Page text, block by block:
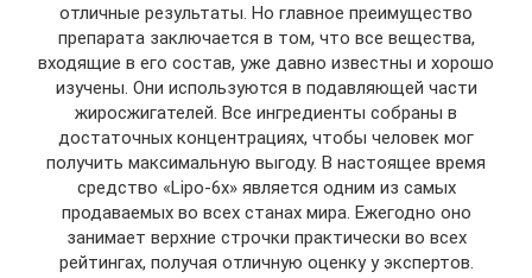
отличные результаты. Но главное преимущество
препарата заключается в том, что все вещества,
входящие в его состав, уже давно известны и хорошо
изучены. Они используются в подавляющей части
жиросжигателей. Все ингредиенты собраны в
достаточных концентрациях, чтобы человек мог
получить максимальную выгоду. В настоящее время
средство «Lipo-6x» является одним из самых
продаваемых во всех станах мира. Ежегодно оно
занимает верхние строчки практически во всех
рейтингах, получая отличную оценку у экспертов.